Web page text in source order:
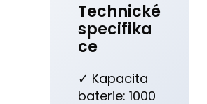
Technické
specifika
ce
✓ Kapacita
baterie: 1000